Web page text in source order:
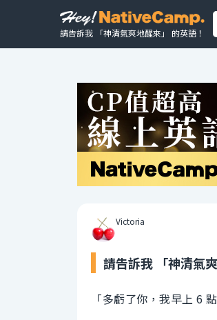
請告訴我 「神清氣爽地醒來」 的英語！
Victoria
請告訴我 「神清氣
「多虧了你，我早上 6